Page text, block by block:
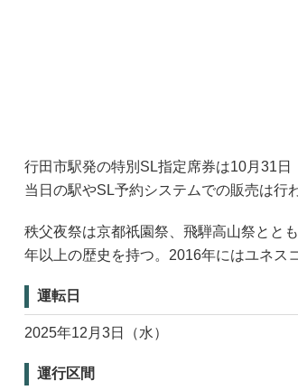
行田市駅発の特別SL指定席券は10月31
当日の駅やSL予約システムでの販売は行
秩父夜祭は京都祇園祭、飛騨高山祭とと
年以上の歴史を持つ。2016年にはユネス
運転日
2025年12月3日（水）
運行区間